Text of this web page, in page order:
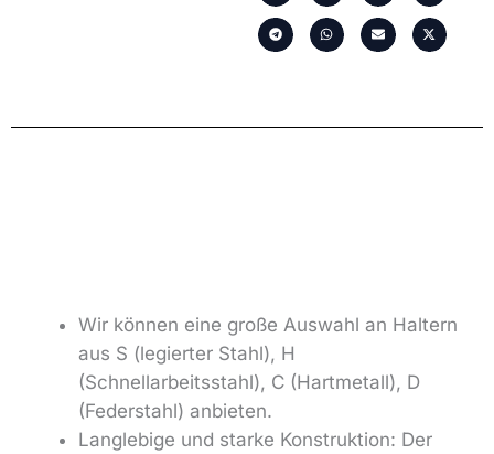
Wir können eine große Auswahl an Haltern
aus S (legierter Stahl), H
(Schnellarbeitsstahl), C (Hartmetall), D
(Federstahl) anbieten.
Langlebige und starke Konstruktion: Der